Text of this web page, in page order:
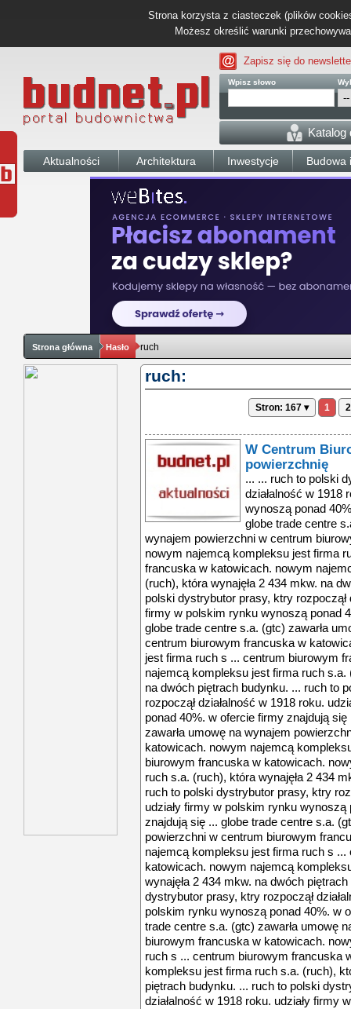
Strona korzysta z ciasteczek (plików
Możesz określić warunki
Zapisz się do
Wpisz słowo
Katalog
Aktualności Architektura Inwestycje Budowa
Strona główna Hasło ruch
ruch:
Stron: 167 ▾ 1 2
W Centrum
powierzchnię
... ... ruch to polski
działalność w 1918
wynoszą ponad
globe trade centre
wynajem powierzchni w centrum
nowym najemcą kompleksu jest firma
francuska w katowicach. nowym
(ruch), która wynajęła 2 434 mkw. na
polski dystrybutor prasy, ktry rozpoczął
firmy w polskim rynku wynoszą ponad
globe trade centre s.a. (gtc) zawarła
centrum biurowym francuska w
jest firma ruch s ... centrum biurowym
najemcą kompleksu jest firma ruch s.a.
na dwóch piętrach budynku. ... ruch to
rozpoczął działalność w 1918 roku.
ponad 40%. w ofercie firmy znajdują
zawarła umowę na wynajem
katowicach. nowym najemcą
biurowym francuska w katowicach.
ruch s.a. (ruch), która wynajęła 2 434
ruch to polski dystrybutor prasy, ktry
udziały firmy w polskim rynku
znajdują się ... globe trade centre s.a.
powierzchni w centrum biurowym
najemcą kompleksu jest firma ruch s
katowicach. nowym najemcą
wynajęła 2 434 mkw. na dwóch
dystrybutor prasy, ktry rozpoczął
polskim rynku wynoszą ponad 40%. w
trade centre s.a. (gtc) zawarła umowę
biurowym francuska w katowicach.
ruch s ... centrum biurowym francuska
kompleksu jest firma ruch s.a. (ruch),
piętrach budynku. ... ruch to polski
działalność w 1918 roku. udziały firmy